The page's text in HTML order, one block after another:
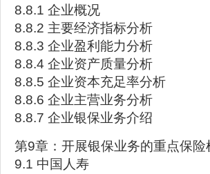
8.8.1 企业概况
8.8.2 主要经济指标分析
8.8.3 企业盈利能力分析
8.8.4 企业资产质量分析
8.8.5 企业资本充足率分析
8.8.6 企业主营业务分析
8.8.7 企业银保业务介绍
第9章：开展银保业务的重点保
9.1 中国人寿